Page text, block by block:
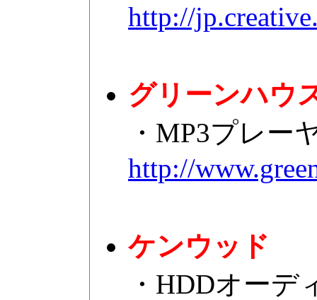
http://
グリーンハウ
・MP3プレー
http://
ケンウッド
・HDDオーデ